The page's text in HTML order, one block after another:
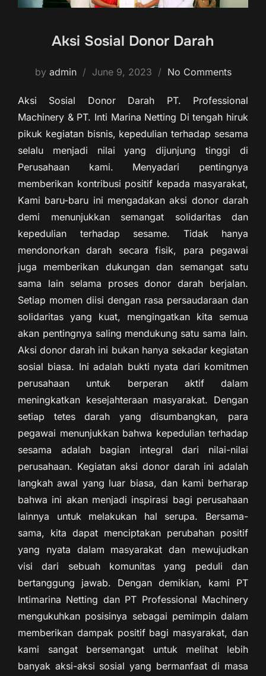
Aksi Sosial Donor Darah
by admin June 9, 2023 No Comments
Aksi Sosial Donor Darah PT. Professional
Machinery & PT. Inti Marina Netting Di tengah hiruk
pikuk kegiatan bisnis, kepedulian terhadap sesama
selalu menjadi nilai yang dijunjung tinggi di
Perusahaan kami. Menyadari pentingnya
memberikan kontribusi positif kepada masyarakat,
Kami baru-baru ini mengadakan aksi donor darah
demi menunjukkan semangat solidaritas dan
kepedulian terhadap sesame. Tidak hanya
mendonorkan darah secara fisik, para pegawai
juga memberikan dukungan dan semangat satu
sama lain selama proses donor darah berjalan.
Setiap momen diisi dengan rasa persaudaraan dan
solidaritas yang kuat, mengingatkan kita semua
akan pentingnya saling mendukung satu sama lain.
Aksi donor darah ini bukan hanya sekadar kegiatan
sosial biasa. Ini adalah bukti nyata dari komitmen
perusahaan untuk berperan aktif dalam
meningkatkan kesejahteraan masyarakat. Dengan
setiap tetes darah yang disumbangkan, para
pegawai menunjukkan bahwa kepedulian terhadap
sesama adalah bagian integral dari nilai-nilai
perusahaan. Kegiatan aksi donor darah ini adalah
langkah awal yang luar biasa, dan kami berharap
bahwa ini akan menjadi inspirasi bagi perusahaan
lainnya untuk melakukan hal serupa. Bersama-
sama, kita dapat menciptakan perubahan positif
yang nyata dalam masyarakat dan mewujudkan
visi dari sebuah komunitas yang peduli dan
bertanggung jawab. Dengan demikian, kami PT
Intimarina Netting dan PT Professional Machinery
mengukuhkan posisinya sebagai pemimpin dalam
memberikan dampak positif bagi masyarakat, dan
kami sangat bersemangat untuk melihat lebih
banyak aksi-aksi sosial yang bermanfaat di masa